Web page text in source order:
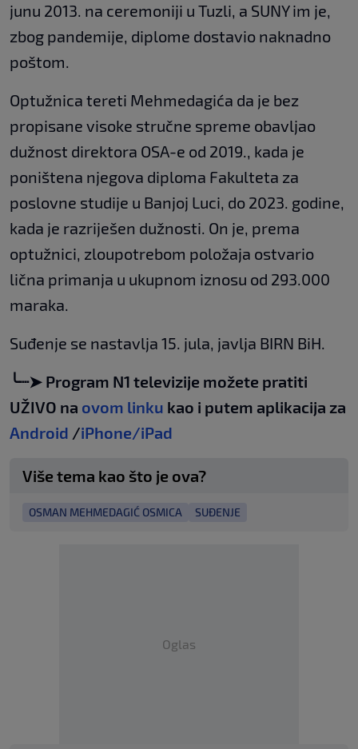
junu 2013. na ceremoniji u Tuzli, a SUNY im je,
zbog pandemije, diplome dostavio naknadno
poštom.
Optužnica tereti Mehmedagića da je bez
propisane visoke stručne spreme obavljao
dužnost direktora OSA-e od 2019., kada je
poništena njegova diploma Fakulteta za
poslovne studije u Banjoj Luci, do 2023. godine,
kada je razriješen dužnosti. On je, prema
optužnici, zloupotrebom položaja ostvario
lična primanja u ukupnom iznosu od 293.000
maraka.
Suđenje se nastavlja 15. jula, javlja BIRN BiH.
╰┈➤ Program N1 televizije možete pratiti
UŽIVO na ovom linku kao i putem aplikacija za
Android /iPhone/iPad
Više tema kao što je ova?
OSMAN MEHMEDAGIĆ OSMICA SUĐENJE
Oglas